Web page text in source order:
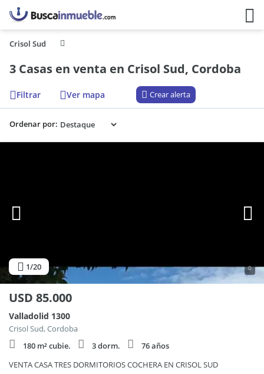
Crisol Sud
3 Casas en venta en Crisol Sud, Cordoba
Filtrar Ver mapa Crear alerta
Ordenar por:
1/20 0
USD 85.000
Valladolid 1300
Crisol Sud, Cordoba
180 m² cubie.
3 dorm.
76 años
VENTA CASA TRES DORMITORIOS COCHERA EN CRISOL SUD